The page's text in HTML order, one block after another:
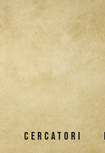
CERCATORI